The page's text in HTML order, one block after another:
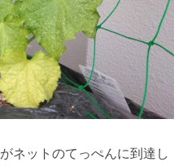
ネットのてっぺんに到達し